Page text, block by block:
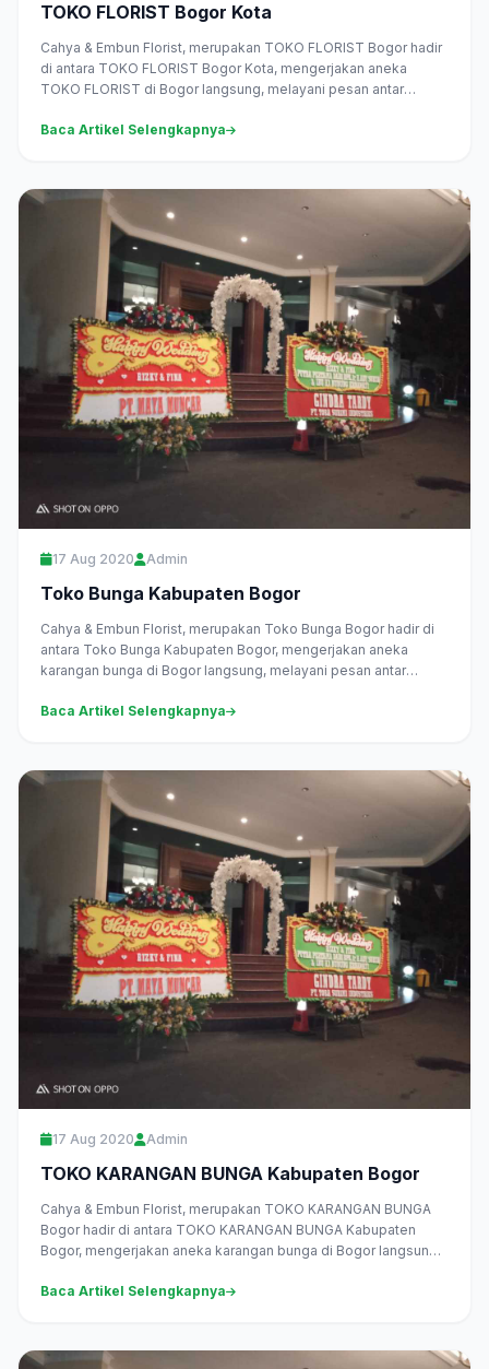
TOKO FLORIST Bogor Kota
Cahya & Embun Florist, merupakan TOKO FLORIST Bogor hadir
di antara TOKO FLORIST Bogor Kota, mengerjakan aneka
TOKO FLORIST di Bogor langsung, melayani pesan antar
Baca Artikel Selengkapnya
17 Aug 2020 Admin
Toko Bunga Kabupaten Bogor
Cahya & Embun Florist, merupakan Toko Bunga Bogor hadir di
antara Toko Bunga Kabupaten Bogor, mengerjakan aneka
karangan bunga di Bogor langsung, melayani pesan antar
Baca Artikel Selengkapnya
17 Aug 2020 Admin
TOKO KARANGAN BUNGA Kabupaten Bogor
Cahya & Embun Florist, merupakan TOKO KARANGAN BUNGA
Bogor hadir di antara TOKO KARANGAN BUNGA Kabupaten
Bogor, mengerjakan aneka karangan bunga di Bogor langsung,
Baca Artikel Selengkapnya